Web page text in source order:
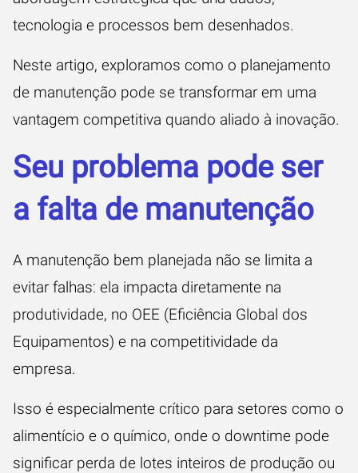
tecnologia e processos bem desenhados.
Neste artigo, exploramos como o planejamento
de manutenção pode se transformar em uma
vantagem competitiva quando aliado à inovação.
Seu problema pode ser
a falta de manutenção
A manutenção bem planejada não se limita a
evitar falhas: ela impacta diretamente na
produtividade, no OEE (Eficiência Global dos
Equipamentos) e na competitividade da
empresa.
Isso é especialmente crítico para setores como o
alimentício e o químico, onde o downtime pode
significar perda de lotes inteiros de produção ou